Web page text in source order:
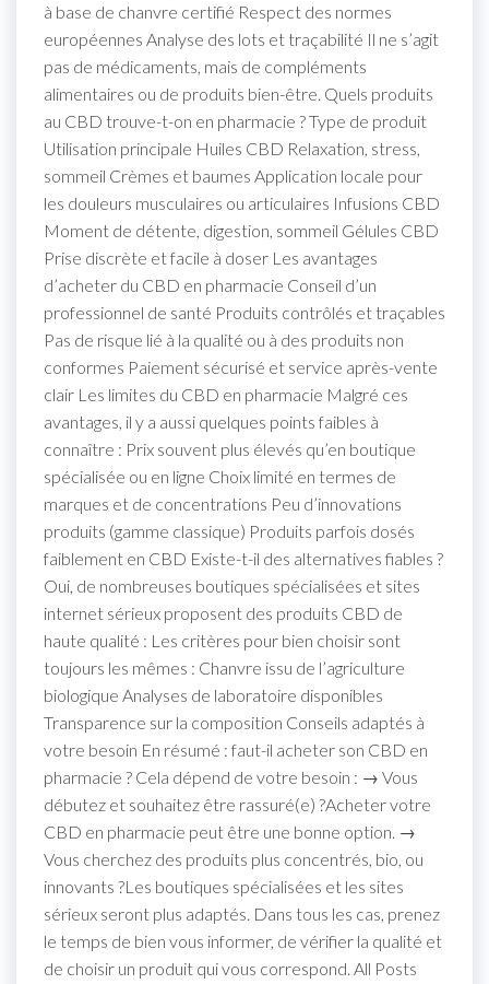
à base de chanvre certifié Respect des normes
européennes Analyse des lots et traçabilité Il ne s’agit
pas de médicaments, mais de compléments
alimentaires ou de produits bien-être. Quels produits
au CBD trouve-t-on en pharmacie ? Type de produit
Utilisation principale Huiles CBD Relaxation, stress,
sommeil Crèmes et baumes Application locale pour
les douleurs musculaires ou articulaires Infusions CBD
Moment de détente, digestion, sommeil Gélules CBD
Prise discrète et facile à doser Les avantages
d’acheter du CBD en pharmacie Conseil d’un
professionnel de santé Produits contrôlés et traçables
Pas de risque lié à la qualité ou à des produits non
conformes Paiement sécurisé et service après-vente
clair Les limites du CBD en pharmacie Malgré ces
avantages, il y a aussi quelques points faibles à
connaître : Prix souvent plus élevés qu’en boutique
spécialisée ou en ligne Choix limité en termes de
marques et de concentrations Peu d’innovations
produits (gamme classique) Produits parfois dosés
faiblement en CBD Existe-t-il des alternatives fiables ?
Oui, de nombreuses boutiques spécialisées et sites
internet sérieux proposent des produits CBD de
haute qualité : Les critères pour bien choisir sont
toujours les mêmes : Chanvre issu de l’agriculture
biologique Analyses de laboratoire disponibles
Transparence sur la composition Conseils adaptés à
votre besoin En résumé : faut-il acheter son CBD en
pharmacie ? Cela dépend de votre besoin : → Vous
débutez et souhaitez être rassuré(e) ?Acheter votre
CBD en pharmacie peut être une bonne option. →
Vous cherchez des produits plus concentrés, bio, ou
innovants ?Les boutiques spécialisées et les sites
sérieux seront plus adaptés. Dans tous les cas, prenez
le temps de bien vous informer, de vérifier la qualité et
de choisir un produit qui vous correspond. All Posts